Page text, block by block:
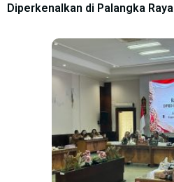
Diperkenalkan di Palangka Raya